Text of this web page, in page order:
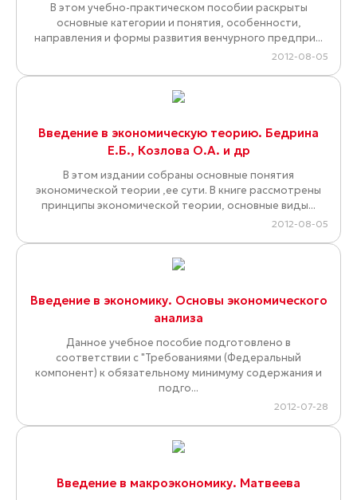
В этом учебно-практическом пособии раскрыты
основные категории и понятия, особенности,
направления и формы развития венчурного предпри...
2012-08-05
Введение в экономическую теорию. Бедрина
Е.Б., Козлова О.А. и др
В этом издании собраны основные понятия
экономической теории ,ее сути. В книге рассмотрены
принципы экономической теории, основные виды...
2012-08-05
Введение в экономику. Основы экономического
анализа
Данное учебное пособие подготовлено в
соответствии с "Требованиями (Федеральный
компонент) к обязательному минимуму содержания и
подго...
2012-07-28
Введение в макроэкономику. Матвеева